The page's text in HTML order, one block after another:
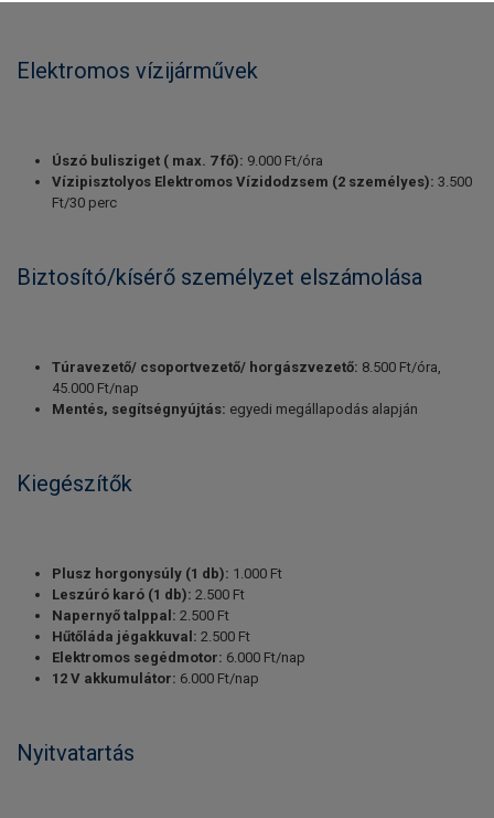
Elektromos vízijárművek
Úszó bulisziget ( max. 7 fő): 9.000 Ft/óra
Vízipisztolyos Elektromos Vízidodzsem (2 személyes): 3.500
Ft/30 perc
Biztosító/kísérő személyzet elszámolása
Túravezető/ csoportvezető/ horgászvezető: 8.500 Ft/óra,
45.000 Ft/nap
Mentés, segítségnyújtás: egyedi megállapodás alapján
Kiegészítők
Plusz horgonysúly (1 db): 1.000 Ft
Leszúró karó (1 db): 2.500 Ft
Napernyő talppal: 2.500 Ft
Hűtőláda jégakkuval: 2.500 Ft
Elektromos segédmotor: 6.000 Ft/nap
12 V akkumulátor: 6.000 Ft/nap
Nyitvatartás